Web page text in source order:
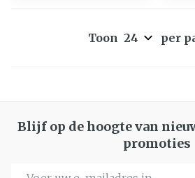
Toon per
Blijf op de hoogte van
promoties